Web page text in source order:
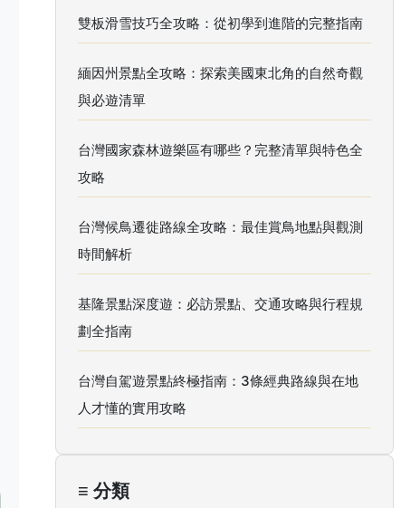
雙板滑雪技巧全攻略：從初學到進階的完整指南
緬因州景點全攻略：探索美國東北角的自然奇觀
與必遊清單
台灣國家森林遊樂區有哪些？完整清單與特色全
攻略
台灣候鳥遷徙路線全攻略：最佳賞鳥地點與觀測
時間解析
基隆景點深度遊：必訪景點、交通攻略與行程規
劃全指南
台灣自駕遊景點終極指南：3條經典路線與在地
人才懂的實用攻略
≡ 分類